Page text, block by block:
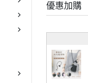
優惠加購